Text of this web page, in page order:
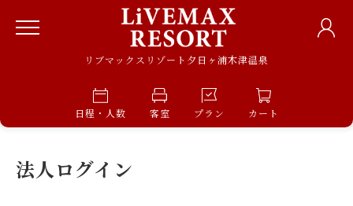
リブマックスリゾート夕日ヶ浦木津温泉
日程・人数 客室 プラン カート
法人ログイン